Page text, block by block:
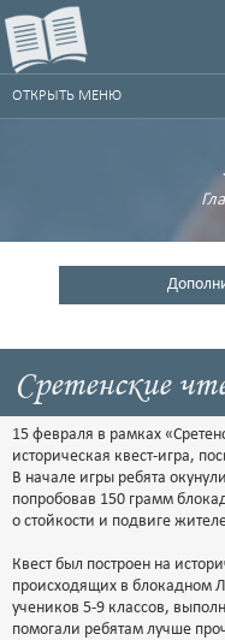
ОТКРЫТЬ МЕНЮ
Сретенские
15 февраля в рамках
историческая квест-игра,
В начале игры ребята
попробовав 150 грамм
о стойкости и подвиге
Квест был построен на
происходящих в блокадном
учеников 5-9 классов,
помогали ребятам лучше